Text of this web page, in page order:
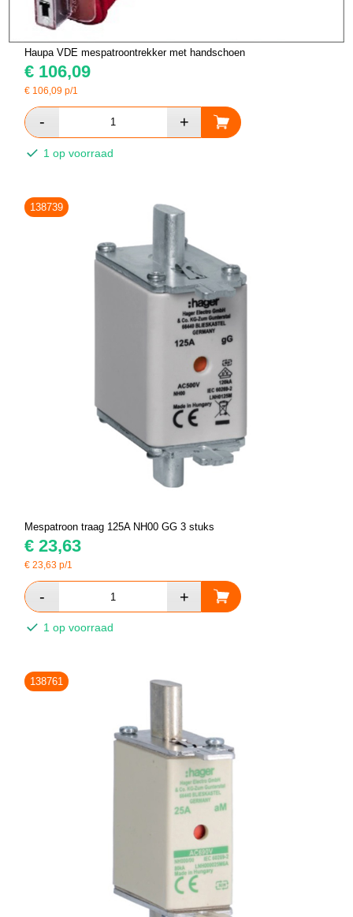
Haupa VDE mespatroontrekker met handschoen
€ 106,09
€ 106,09 p/1
1 op voorraad
138739
Mespatroon traag 125A NH00 GG 3 stuks
€ 23,63
€23,63 p/1
1 op voorraad
138761